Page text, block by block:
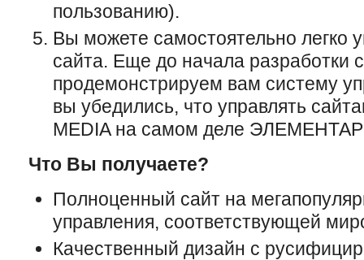
пользованию).
Вы можете самостоятельно легко
сайта. Еще до начала разработки
продемонстрируем вам систему
вы убедились, что управлять
MEDIA на самом деле
Что Вы получаете?
Полноценный сайт на
управления, соответствующей
Качественный дизайн с